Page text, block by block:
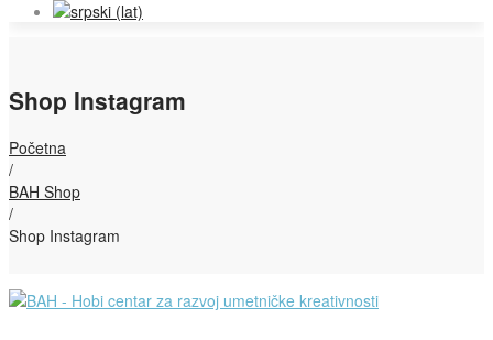
Shop Instagram
Početna
/
BAH Shop
/
Shop Instagram